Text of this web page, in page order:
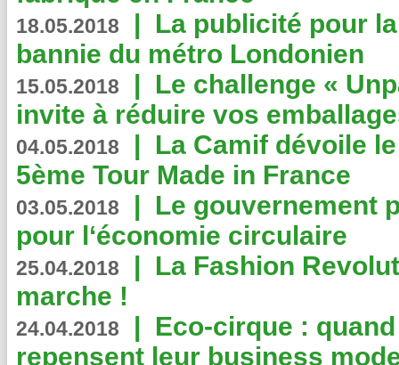
18.05.2018 | La publicité pour
bannie du métro Londonien
15.05.2018 | Le challenge «
invite à réduire vos
04.05.2018 | La Camif dévoile
5ème Tour Made in France
03.05.2018 | Le gouvernement
pour l‘économie circulaire
25.04.2018 | La Fashion
marche !
24.04.2018 | Eco-cirque :
repensent leur business